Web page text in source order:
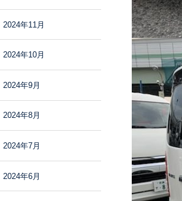
2024年11月
2024年10月
2024年9月
2024年8月
2024年7月
2024年6月